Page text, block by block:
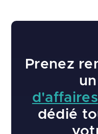
Prenez
un
d'affaires
dédié